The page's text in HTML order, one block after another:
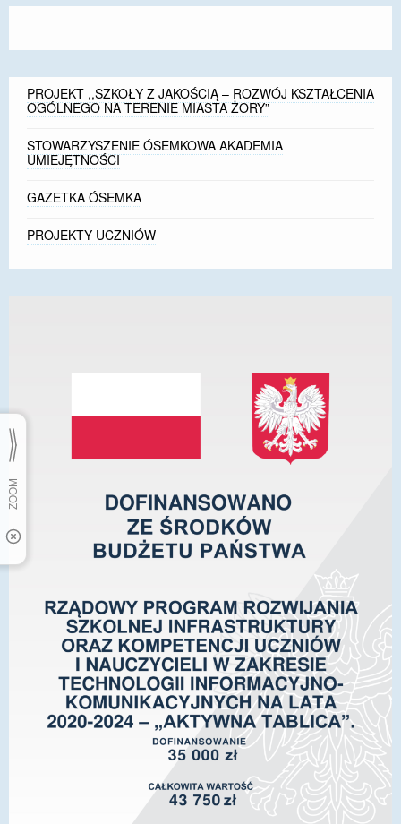
PROJEKT ,,SZKOŁY Z JAKOŚCIĄ – ROZWÓJ KSZTAŁCENIA
OGÓLNEGO NA TERENIE MIASTA ŻORY”
STOWARZYSZENIE ÓSEMKOWA AKADEMIA
UMIEJĘTNOŚCI
GAZETKA ÓSEMKA
PROJEKTY UCZNIÓW